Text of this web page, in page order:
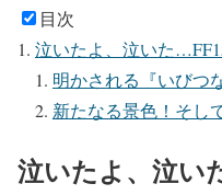
目次
泣いたよ、泣いた
明かされる『いびつ
新たなる景色！そし
泣いたよ、泣い